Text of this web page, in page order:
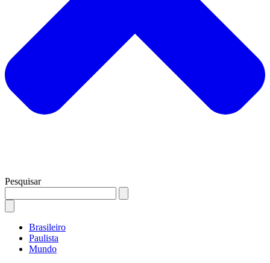
Pesquisar
Brasileiro
Paulista
Mundo